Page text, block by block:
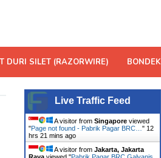
DURI SILET (RAZORWIRE) BONDEK
Live Traffic Feed
A visitor fromSingapore viewed
"Page not found - Pabrik Pagar BRC…" 12
hrs 21 mins ago
A visitor fromJakarta, Jakarta
Raya viewed "Pabrik Pagar BRC Galvanis